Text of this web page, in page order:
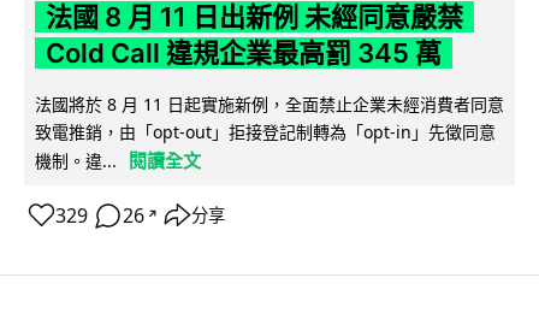
法國 8 月 11 日出新例 未經同意嚴禁
Cold Call 違規企業最高罰 345 萬
法國將於 8 月 11 日起實施新例，全面禁止企業未經消費者同意
致電推銷，由「opt-out」拒接登記制轉為「opt-in」先徵同意
機制。違...
閱讀全文
329 26 ↗ 分享